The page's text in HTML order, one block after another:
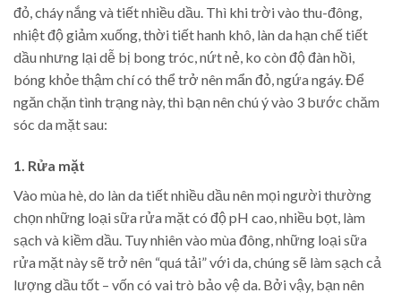
đỏ, cháy nắng và tiết nhiều dầu. Thì khi trời vào thu-đông,
nhiệt độ giảm xuống, thời tiết hanh khô, làn da hạn chế tiết
dầu nhưng lại dễ bị bong tróc, nứt nẻ, ko còn độ đàn hồi,
bóng khỏe thậm chí có thể trở nên mẩn đỏ, ngứa ngáy. Để
ngăn chặn tình trạng này, thì bạn nên chú ý vào 3 bước chăm
sóc da mặt sau:
1. Rửa mặt
Vào mùa hè, do làn da tiết nhiều dầu nên mọi người thường
chọn những loại sữa rửa mặt có độ pH cao, nhiều bọt, làm
sạch và kiềm dầu. Tuy nhiên vào mùa đông, những loại sữa
rửa mặt này sẽ trở nên “quá tải” với da, chúng sẽ làm sạch cả
lượng dầu tốt – vốn có vai trò bảo vệ da. Bởi vậy, bạn nên